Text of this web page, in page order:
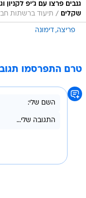
גנבים פרצו עם ג'יפ לקניון
שקלים
/ תיעוד ברשתות חברתיות לפי
פריצה דימונה
טרם התפרסמו